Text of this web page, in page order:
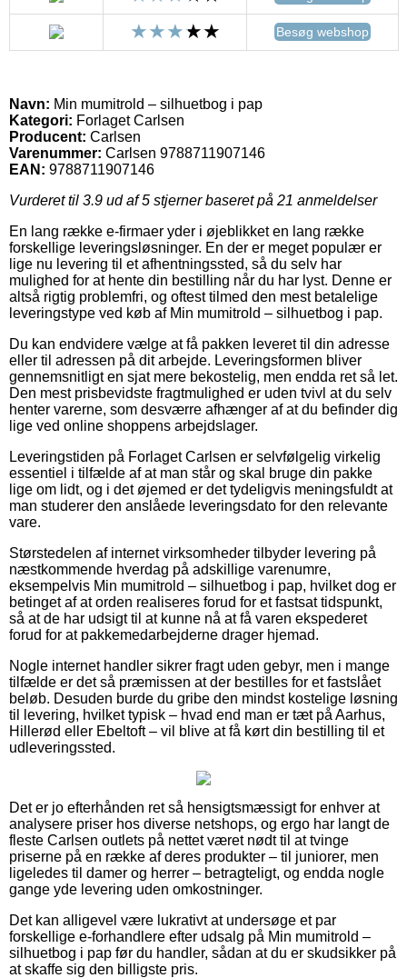
Besøg webshop
Navn: Min mumitrold – silhuetbog i pap
Kategori: Forlaget Carlsen
Producent: Carlsen
Varenummer: Carlsen 9788711907146
EAN: 9788711907146
Vurderet til 3.9 ud af 5 stjerner baseret på 21 anmeldelser
En lang række e-firmaer yder i øjeblikket en lang række
forskellige leveringsløsninger. En der er meget populær er
lige nu levering til et afhentningssted, så du selv har
mulighed for at hente din bestilling når du har lyst. Denne er
altså rigtig problemfri, og oftest tilmed den mest betalelige
leveringstype ved køb af Min mumitrold – silhuetbog i pap.
Du kan endvidere vælge at få pakken leveret til din adresse
eller til adressen på dit arbejde. Leveringsformen bliver
gennemsnitligt en sjat mere bekostelig, men endda ret så let.
Den mest prisbevidste fragtmulighed er uden tvivl at du selv
henter varerne, som desværre afhænger af at du befinder dig
lige ved online shoppens arbejdslager.
Leveringstiden på Forlaget Carlsen er selvfølgelig virkelig
essentiel i tilfælde af at man står og skal bruge din pakke
lige om lidt, og i det øjemed er det tydeligvis meningsfuldt at
man studerer den anslåede leveringsdato for den relevante
vare.
Størstedelen af internet virksomheder tilbyder levering på
næstkommende hverdag på adskillige varenumre,
eksempelvis Min mumitrold – silhuetbog i pap, hvilket dog er
betinget af at orden realiseres forud for et fastsat tidspunkt,
så at de har udsigt til at kunne nå at få varen ekspederet
forud for at pakkemedarbejderne drager hjemad.
Nogle internet handler sikrer fragt uden gebyr, men i mange
tilfælde er det så præmissen at der bestilles for et fastslået
beløb. Desuden burde du gribe den mindst kostelige løsning
til levering, hvilket typisk – hvad end man er tæt på Aarhus,
Hillerød eller Ebeltoft – vil blive at få kørt din bestilling til et
udleveringssted.
Det er jo efterhånden ret så hensigtsmæssigt for enhver at
analysere priser hos diverse netshops, og ergo har langt de
fleste Carlsen outlets på nettet været nødt til at tvinge
priserne på en række af deres produkter – til juniorer, men
ligeledes til damer og herrer – betragteligt, og endda nogle
gange yde levering uden omkostninger.
Det kan alligevel være lukrativt at undersøge et par
forskellige e-forhandlere efter udsalg på Min mumitrold –
silhuetbog i pap før du handler, sådan at du er skudsikker på
at skaffe sig den billigste pris.